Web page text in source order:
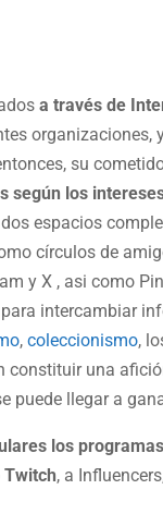
a través de
su
según los
dos espacios
círculos de
y X , asi como
intercambiar
,coleccionismo,
constituir una
puede llegar a
los
Twitch, a